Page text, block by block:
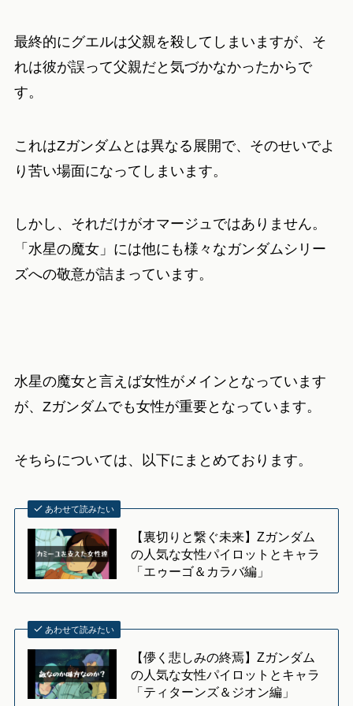
最終的にグエルは父親を殺してしまいますが、そ
れは彼が誤って父親だと気づかなかったからで
す。
これはZガンダムとは異なる展開で、そのせいでよ
り苦い場面になってしまいます。
しかし、それだけがオマージュではありません。
「水星の魔女」には他にも様々なガンダムシリー
ズへの敬意が詰まっています。
水星の魔女と言えば女性がメインとなっています
が、Zガンダムでも女性が重要となっています。
そちらについては、以下にまとめております。
あわせて読みたい
【裏切りと繋ぐ未来】Zガンダム
の人気な女性パイロットとキャラ
「エゥーゴ＆カラバ編」
あわせて読みたい
【儚く悲しみの終焉】Zガンダム
の人気な女性パイロットとキャラ
「ティターンズ＆ジオン編」